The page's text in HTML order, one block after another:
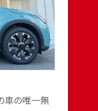
車の唯一無